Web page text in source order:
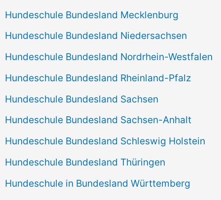
Hundeschule Bundesland Mecklenburg
Hundeschule Bundesland Niedersachsen
Hundeschule Bundesland Nordrhein-Westfalen
Hundeschule Bundesland Rheinland-Pfalz
Hundeschule Bundesland Sachsen
Hundeschule Bundesland Sachsen-Anhalt
Hundeschule Bundesland Schleswig Holstein
Hundeschule Bundesland Thüringen
Hundeschule in Bundesland Württemberg